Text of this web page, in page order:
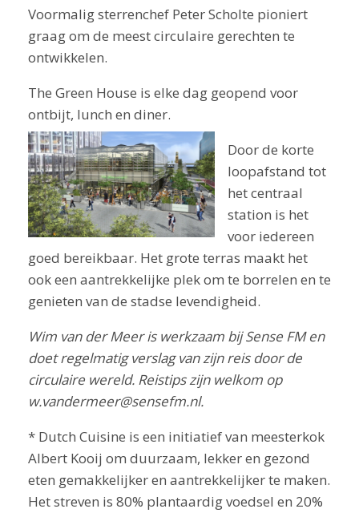
Voormalig sterrenchef Peter Scholte pioniert
graag om de meest circulaire gerechten te
ontwikkelen.
The Green House is elke dag geopend voor
ontbijt, lunch en diner.
Door de korte
loopafstand tot
het centraal
station is het
voor iedereen
goed bereikbaar. Het grote terras maakt het
ook een aantrekkelijke plek om te borrelen en te
genieten van de stadse levendigheid.
Wim van der Meer is werkzaam bij Sense FM en
doet regelmatig verslag van zijn reis door de
circulaire wereld. Reistips zijn welkom op
w.vandermeer@sensefm.nl.
* Dutch Cuisine is een initiatief van meesterkok
Albert Kooij om duurzaam, lekker en gezond
eten gemakkelijker en aantrekkelijker te maken.
Het streven is 80% plantaardig voedsel en 20%